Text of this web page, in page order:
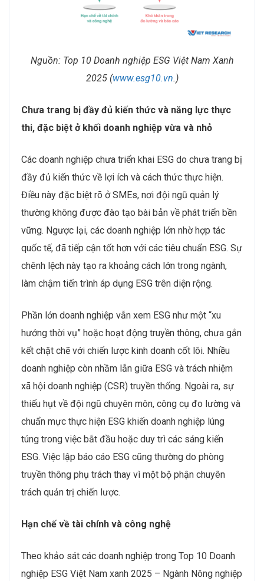
Nguồn: Top 10 Doanh nghiệp ESG Việt Nam Xanh
2025 (www.esg10.vn.)
Chưa trang bị đầy đủ kiến thức và năng lực thực
thi, đặc biệt ở khối doanh nghiệp vừa và nhỏ
Các doanh nghiệp chưa triển khai ESG do chưa trang bị
đầy đủ kiến thức về lợi ích và cách thức thực hiện.
Điều này đặc biệt rõ ở SMEs, nơi đội ngũ quản lý
thường không được đào tạo bài bản về phát triển bền
vững. Ngược lại, các doanh nghiệp lớn nhờ hợp tác
quốc tế, đã tiếp cận tốt hơn với các tiêu chuẩn ESG. Sự
chênh lệch này tạo ra khoảng cách lớn trong ngành,
làm chậm tiến trình áp dụng ESG trên diện rộng.
Phần lớn doanh nghiệp vẫn xem ESG như một “xu
hướng thời vụ” hoặc hoạt động truyền thông, chưa gắn
kết chặt chẽ với chiến lược kinh doanh cốt lõi. Nhiều
doanh nghiệp còn nhầm lẫn giữa ESG và trách nhiệm
xã hội doanh nghiệp (CSR) truyền thống. Ngoài ra, sự
thiếu hụt về đội ngũ chuyên môn, công cụ đo lường và
chuẩn mực thực hiện ESG khiến doanh nghiệp lúng
túng trong việc bắt đầu hoặc duy trì các sáng kiến
ESG. Việc lập báo cáo ESG cũng thường do phòng
truyền thông phụ trách thay vì một bộ phận chuyên
trách quản trị chiến lược.
Hạn chế về tài chính và công nghệ
Theo khảo sát các doanh nghiệp trong Top 10 Doanh
nghiệp ESG Việt Nam xanh 2025 – Ngành Nông nghiệp